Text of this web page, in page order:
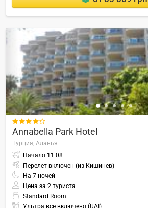

Annabella Park Hotel
Турция, Аланья
Начало 11.08
Перелет включен (из Кишинев)
На 7 ночей
Цена за 2 туриста
Standard Room
Ультра все включено (UAI)